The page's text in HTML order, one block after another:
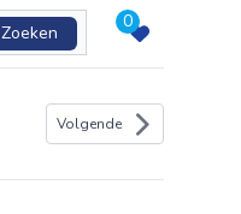
Zoeken
0
Volgende